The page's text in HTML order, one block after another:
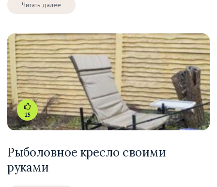
Читать далее
25
Рыболовное кресло своими
руками